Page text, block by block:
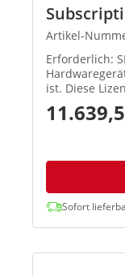
Artikel-
Erforderlich:
ist. Diese Lizenz
Nutzung von
Sofort